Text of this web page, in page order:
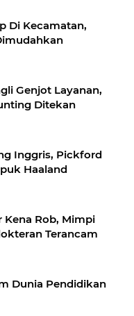
Di Kecamatan,
Genjot Layanan,
Ditekan
Inggris, Pickford
Haaland
Kena Rob, Mimpi
Terancam
Dunia Pendidikan